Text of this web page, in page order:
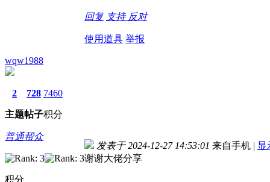
回复 支持 反对
使用道具 举报
wqw1988
2
主题
728
帖子
7460
积分
普通帮众
积分
发表于 2024-12-27 14:53:01 来自手机 | 显
谢谢大佬分享